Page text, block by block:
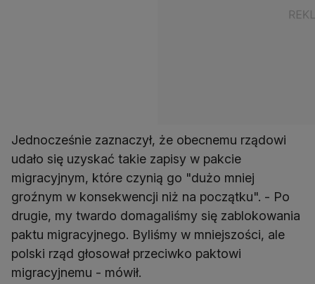
Jednocześnie zaznaczył, że obecnemu rządowi
udało się uzyskać takie zapisy w pakcie
migracyjnym, które czynią go "dużo mniej
groźnym w konsekwencji niż na początku". - Po
drugie, my twardo domagaliśmy się zablokowania
paktu migracyjnego. Byliśmy w mniejszości, ale
polski rząd głosował przeciwko paktowi
migracyjnemu - mówił.